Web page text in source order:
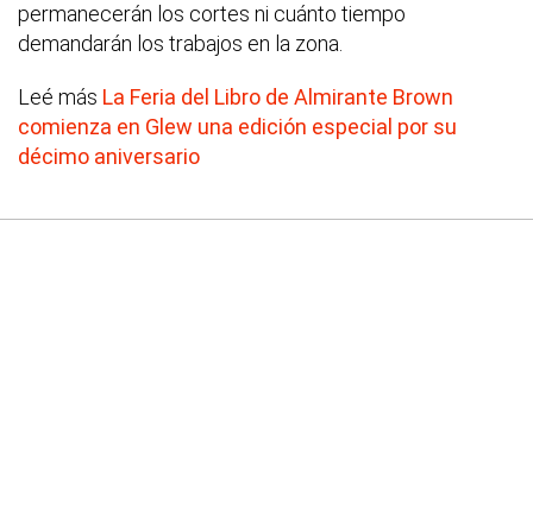
permanecerán los cortes ni cuánto tiempo
demandarán los trabajos en la zona.
Leé más La Feria del Libro de Almirante Brown
comienza en Glew una edición especial por su
décimo aniversario